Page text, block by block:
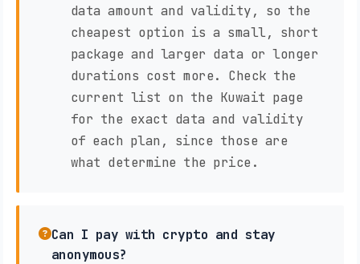
data amount and validity, so the
cheapest option is a small, short
package and larger data or longer
durations cost more. Check the
current list on the Kuwait page
for the exact data and validity
of each plan, since those are
what determine the price.
Can I pay with crypto and stay
anonymous?